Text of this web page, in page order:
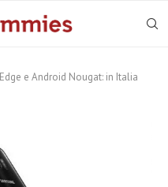
e Android Nougat: in Italia